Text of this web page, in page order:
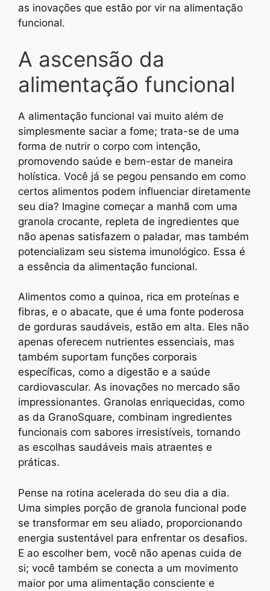
as inovações que estão por vir na alimentação
funcional.
A ascensão da
alimentação funcional
A alimentação funcional vai muito além de
simplesmente saciar a fome; trata-se de uma
forma de nutrir o corpo com intenção,
promovendo saúde e bem-estar de maneira
holística. Você já se pegou pensando em como
certos alimentos podem influenciar diretamente
seu dia? Imagine começar a manhã com uma
granola crocante, repleta de ingredientes que
não apenas satisfazem o paladar, mas também
potencializam seu sistema imunológico. Essa é
a essência da alimentação funcional.
Alimentos como a quinoa, rica em proteínas e
fibras, e o abacate, que é uma fonte poderosa
de gorduras saudáveis, estão em alta. Eles não
apenas oferecem nutrientes essenciais, mas
também suportam funções corporais
específicas, como a digestão e a saúde
cardiovascular. As inovações no mercado são
impressionantes. Granolas enriquecidas, como
as da GranoSquare, combinam ingredientes
funcionais com sabores irresistíveis, tornando
as escolhas saudáveis mais atraentes e
práticas.
Pense na rotina acelerada do seu dia a dia.
Uma simples porção de granola funcional pode
se transformar em seu aliado, proporcionando
energia sustentável para enfrentar os desafios.
E ao escolher bem, você não apenas cuida de
si; você também se conecta a um movimento
maior por uma alimentação consciente e